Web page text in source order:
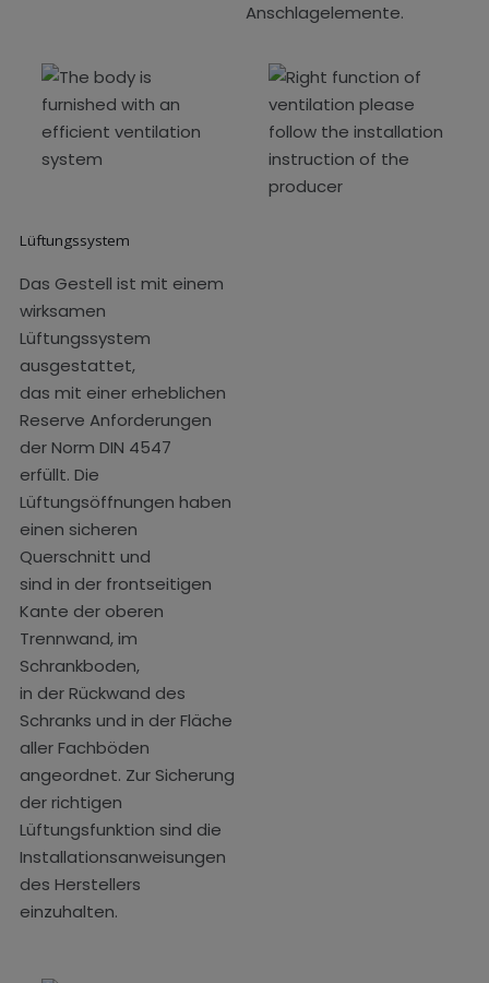
Anschlagelemente.
Lüftungssystem
Das Gestell ist mit einem
wirksamen
Lüftungssystem
ausgestattet,
das mit einer erheblichen
Reserve Anforderungen
der Norm DIN 4547
erfüllt. Die
Lüftungsöffnungen haben
einen sicheren
Querschnitt und
sind in der frontseitigen
Kante der oberen
Trennwand, im
Schrankboden,
in der Rückwand des
Schranks und in der Fläche
aller Fachböden
angeordnet. Zur Sicherung
der richtigen
Lüftungsfunktion sind die
Installationsanweisungen
des Herstellers
einzuhalten.